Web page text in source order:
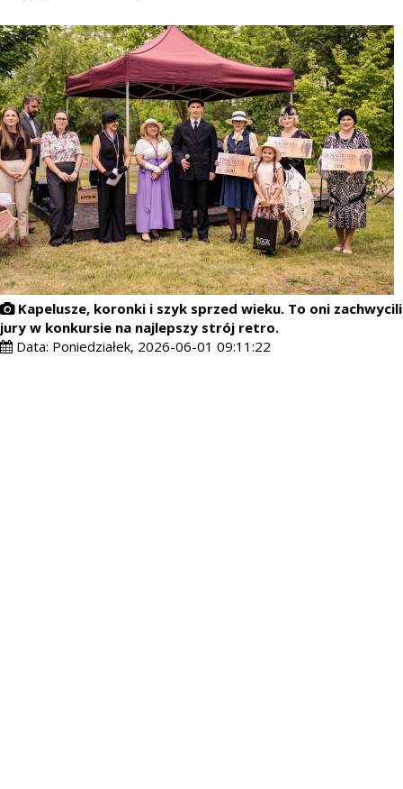
Kapelusze, koronki i szyk sprzed wieku. To oni zachwycili
jury w konkursie na najlepszy strój retro.
Data: Poniedziałek, 2026-06-01 09:11:22